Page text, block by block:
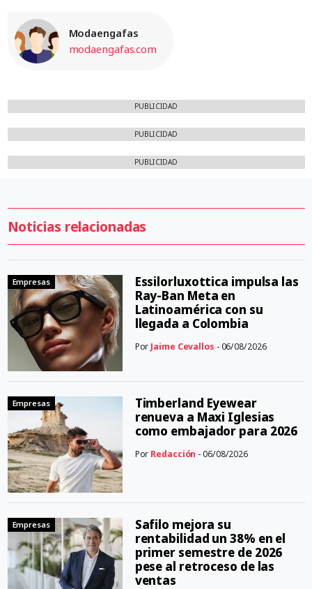
Modaengafas
modaengafas.com
PUBLICIDAD
PUBLICIDAD
PUBLICIDAD
Noticias relacionadas
Empresas
Essilorluxottica impulsa las
Ray-Ban Meta en
Latinoamérica con su
llegada a Colombia
Por Jaime Cevallos - 06/08/2026
Empresas
Timberland Eyewear
renueva a Maxi Iglesias
como embajador para 2026
Por Redacción - 06/08/2026
Empresas
Safilo mejora su
rentabilidad un 38% en el
primer semestre de 2026
pese al retroceso de las
ventas